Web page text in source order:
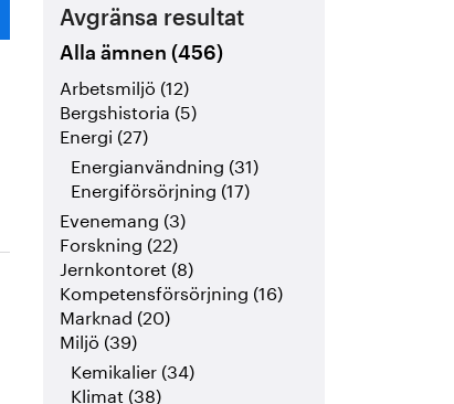
Avgränsa resultat
Alla ämnen (456)
Arbetsmiljö (12)
Bergshistoria (5)
Energi (27)
Energianvändning (31)
Energiförsörjning (17)
Evenemang (3)
Forskning (22)
Jernkontoret (8)
Kompetensförsörjning (16)
Marknad (20)
Miljö (39)
Kemikalier (34)
Klimat (38)